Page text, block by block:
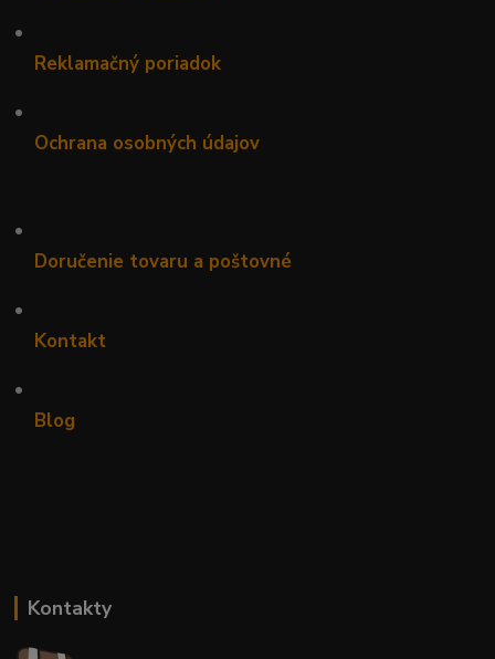
•
Reklamačný poriadok
•
Ochrana osobných údajov
•
Doručenie tovaru a poštovné
•
Kontakt
•
Blog
Kontakty